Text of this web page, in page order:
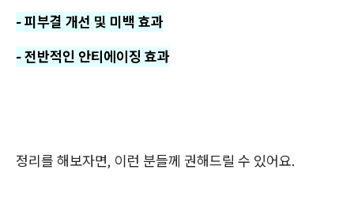
- 피부결 개선 및 미백 효과
- 전반적인 안티에이징 효과
정리를 해보자면, 이런 분들께 권해드릴 수 있어요.